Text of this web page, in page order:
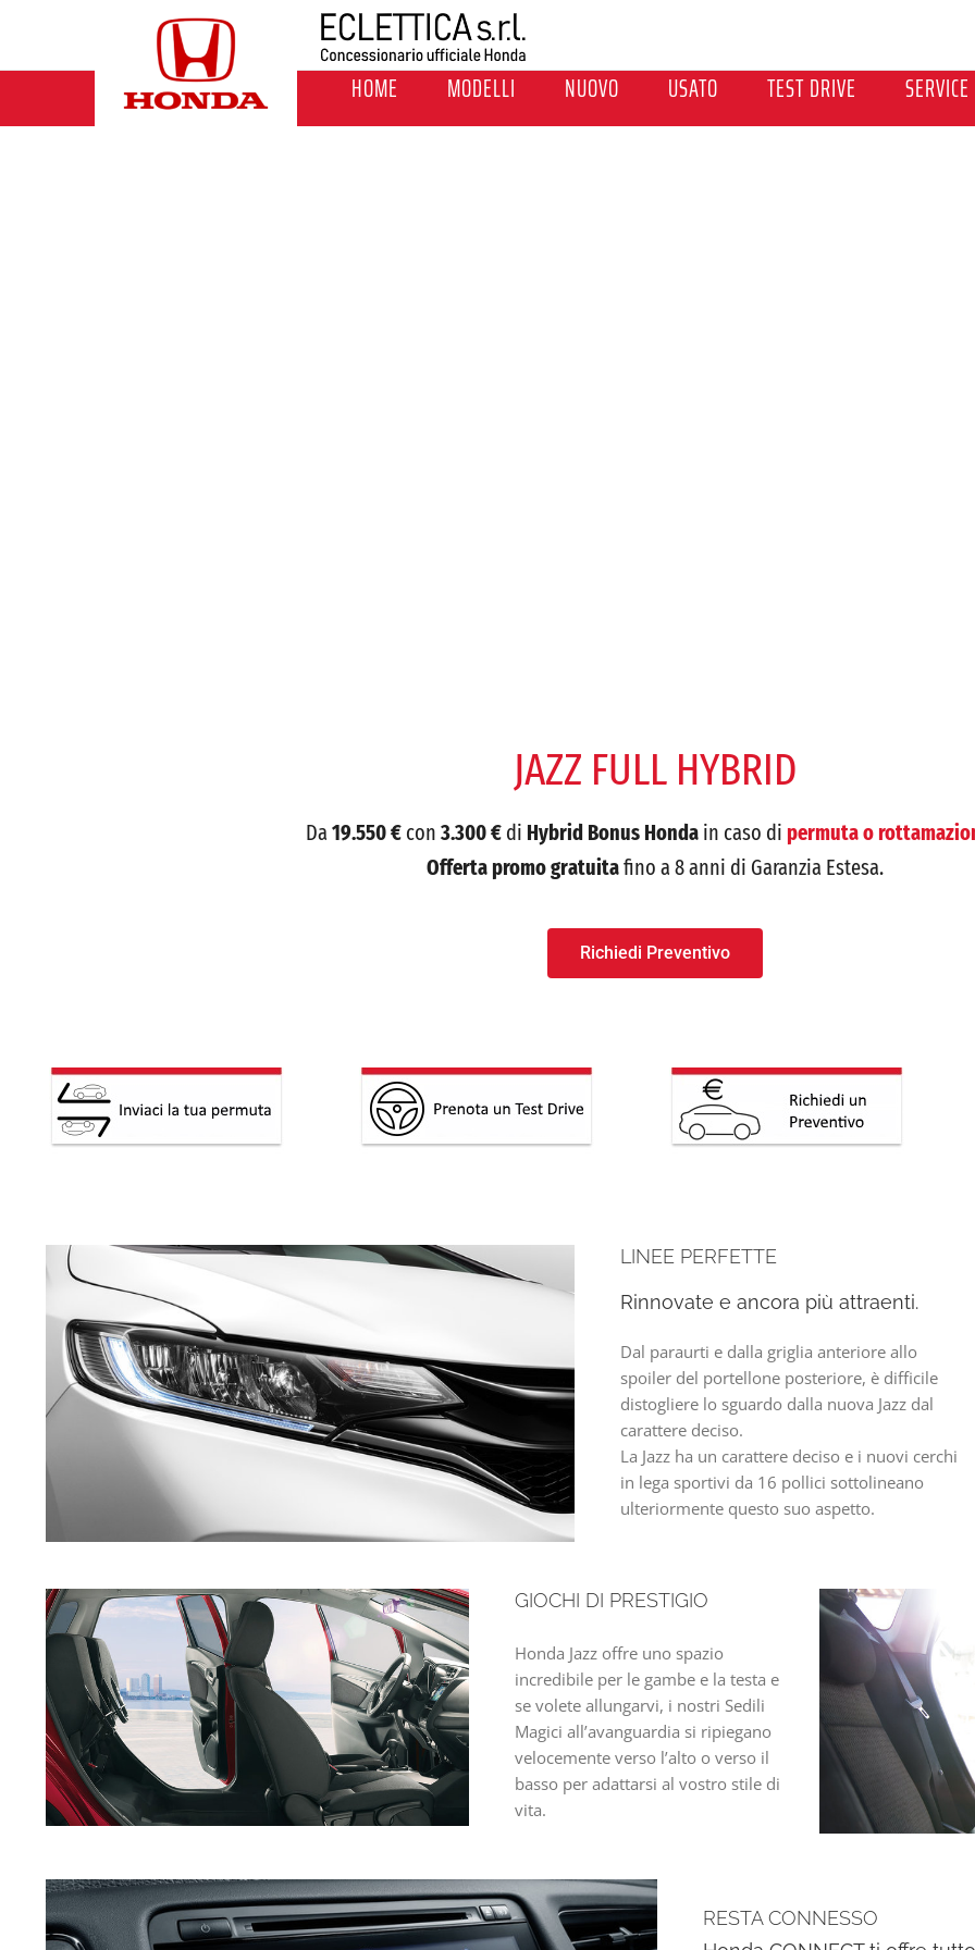
HOME MODELLI NUOVO USATO TEST DRIVE SERVICE
JAZZ FULL HYBRID
Da 19.550 € con 3.300 € di Hybrid Bonus Honda in caso di permuta o
Offerta promo gratuitafino a 8 anni di Garanzia Estesa.
Richiedi Preventivo
LINEE PERFETTE
Rinnovate e ancora più attraenti.
Dal paraurti e dalla griglia anteriore allo
spoiler del portellone posteriore, è difficile
distogliere lo sguardo dalla nuova Jazz dal
carattere deciso.
La Jazz ha un carattere deciso e i nuovi cerchi
in lega sportivi da 16 pollici sottolineano
ulteriormente questo suo aspetto.
GIOCHI DI PRESTIGIO
Honda Jazz offre uno spazio
incredibile per le gambe e la testa e
se volete allungarvi, i nostri Sedili
Magici all’avanguardia si ripiegano
velocemente verso l’alto o verso il
basso per adattarsi al vostro stile di
vita.
RESTA CONNESSO